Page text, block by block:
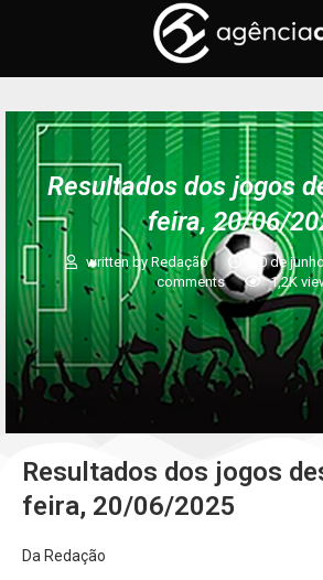
Resultados dos jogos
feira, 20/06/
written by Redação 20 de
comments
1,2K
Resultados dos jogos
feira, 20/06/2025
Da Redação